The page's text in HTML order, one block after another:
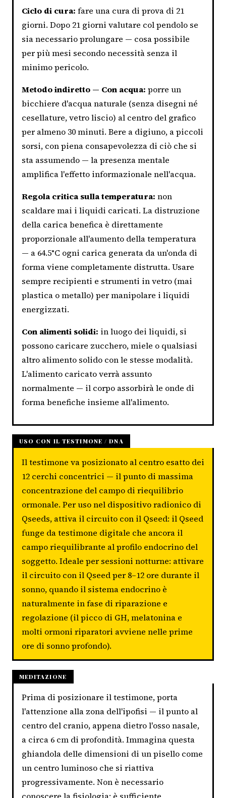
Ciclo di cura: fare una cura di prova di 21
giorni. Dopo 21 giorni valutare col pendolo se
sia necessario prolungare — cosa possibile
per più mesi secondo necessità senza il
minimo pericolo.
Metodo indiretto — Con acqua: porre un
bicchiere d'acqua naturale (senza disegni né
cesellature, vetro liscio) al centro del grafico
per almeno 30 minuti. Bere a digiuno, a piccoli
sorsi, con piena consapevolezza di ciò che si
sta assumendo — la presenza mentale
amplifica l'effetto informazionale nell'acqua.
Regola critica sulla temperatura: non
scaldare mai i liquidi caricati. La distruzione
della carica benefica è direttamente
proporzionale all'aumento della temperatura
— a 64.5°C ogni carica generata da un'onda di
forma viene completamente distrutta. Usare
sempre recipienti e strumenti in vetro (mai
plastica o metallo) per manipolare i liquidi
energizzati.
Con alimenti solidi: in luogo dei liquidi, si
possono caricare zucchero, miele o qualsiasi
altro alimento solido con le stesse modalità.
L'alimento caricato verrà assunto
normalmente — il corpo assorbirà le onde di
forma benefiche insieme all'alimento.
USO CON IL TESTIMONE / DNA
Il testimone va posizionato al centro esatto dei
12 cerchi concentrici — il punto di massima
concentrazione del campo di riequilibrio
ormonale. Per uso nel dispositivo radionico di
Qseeds, attiva il circuito con il Qseed: il Qseed
funge da testimone digitale che ancora il
campo riequilibrante al profilo endocrino del
soggetto. Ideale per sessioni notturne: attivare
il circuito con il Qseed per 8–12 ore durante il
sonno, quando il sistema endocrino è
naturalmente in fase di riparazione e
regolazione (il picco di GH, melatonina e
molti ormoni riparatori avviene nelle prime
ore di sonno profondo).
MEDITAZIONE
Prima di posizionare il testimone, porta
l'attenzione alla zona dell'ipofisi — il punto al
centro del cranio, appena dietro l'osso nasale,
a circa 6 cm di profondità. Immagina questa
ghiandola delle dimensioni di un pisello come
un centro luminoso che si riattiva
progressivamente. Non è necessario